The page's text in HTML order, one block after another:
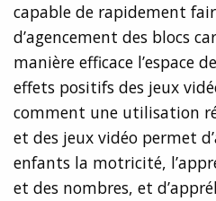
capable de rapidement
d’agencement des blocs
manière efficace l’espace
effets positifs des jeux
comment une utilisation
et des jeux vidéo permet
enfants la motricité,
et des nombres, et